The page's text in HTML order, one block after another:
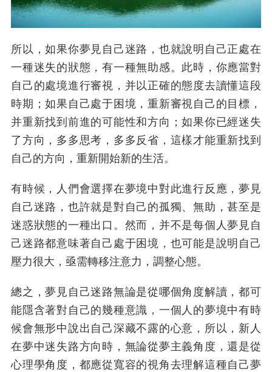
所以，如果你夢見自己迷路，也就說明自己正處在
一種迷失的狀態，有一種無助感。此時，你應當對
自己的處境進行審視，并以正確的態度去讀懂這段
時期；如果自己處于困境，重新審視自己的目標，
并重新找到前進的可能性和方向；如果你已經迷失
了方向，多多思考，多多反省，這樣才能重新找到
自己的方向，重新開始新的生活。
有時候，人們會選擇在夢境中對此進行反應，夢見
自己迷路，也許就是對自己的孤獨、無助，甚至是
迷惑狀態的一種出口。然而，并不是每個人夢見自
己迷路都意味著自己處于困境，也可能是說明自己
壓力很大，亟需轉移注意力，調整心態。
總之，夢見自己迷路無論是從哪個角度解讀，都可
能隱含著對自己的幾種意識，一個人的夢境中有時
候會無形中說出自己深藏不露的心意，所以，新人
在夢中迷失路方向時，無論從夢主義角度，還是從
心理學角度，都應從寬容的視角去理解這種自己夢